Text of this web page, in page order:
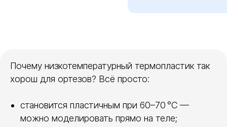
Почему низкотемпературный термопластик так
хорош для ортезов? Всё просто:
становится пластичным при 60–70 °C —
можно моделировать прямо на теле;